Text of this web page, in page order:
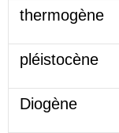
thermogène
pléistocène
Diogène